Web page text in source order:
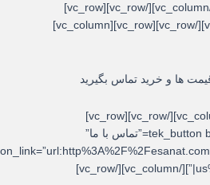
باشد[/vc_column_text][/vc_column][/vc_row][vc_row]
[vc_column][/vc_column][/vc_row][vc_row][vc_column]
ها و خرید تماس بگیرید
[/vc_column_text][/vc_column][/vc_row][vc_row]
[vc_column][tek_button button_text=”تماس با ما”